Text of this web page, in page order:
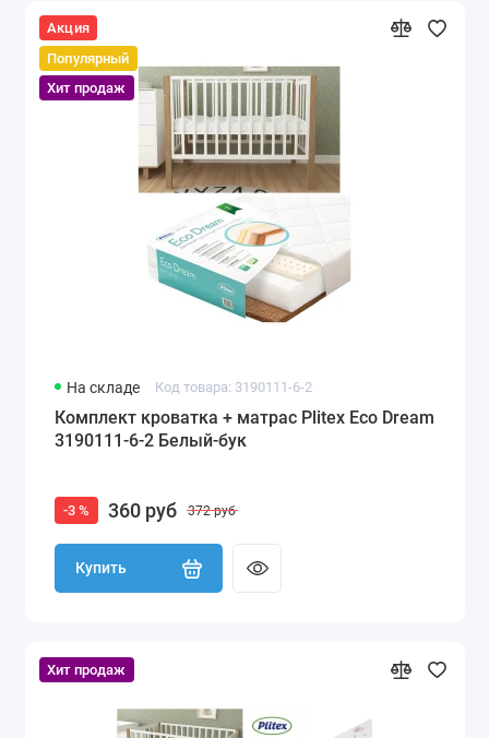
Акция
Популярный
Хит продаж
На складе Код товара: 3190111-6-2
Комплект кроватка + матрас Plitex Eco Dream
3190111-6-2 Белый-бук
-3 % 360 руб 372 руб
Купить
Хит продаж